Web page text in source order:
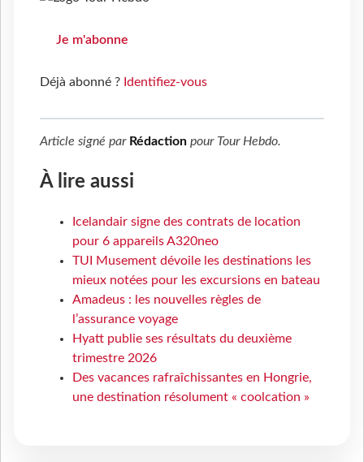
Je m'abonne
Déjà abonné ? Identifiez-vous
Article signé par Rédaction pour Tour Hebdo.
À lire aussi
Icelandair signe des contrats de location
pour 6 appareils A320neo
TUI Musement dévoile les destinations les
mieux notées pour les excursions en bateau
Amadeus : les nouvelles règles de
l’assurance voyage
Hyatt publie ses résultats du deuxième
trimestre 2026
Des vacances rafraîchissantes en Hongrie,
une destination résolument « coolcation »